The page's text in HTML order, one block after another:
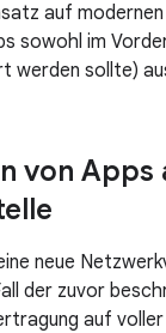
auf
sowohl im
werden sollte)
von Apps
neue
der zuvor
auf